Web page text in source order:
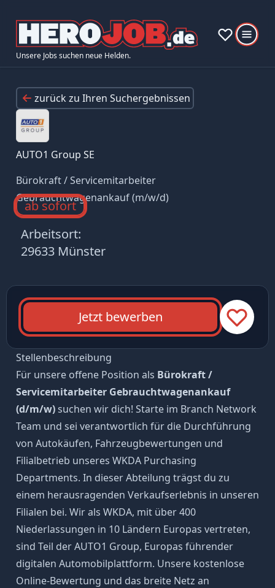
Unsere Jobs suchen neue Helden.
zurück zu Ihren Suchergebnissen
AUTO1 Group SE
Bürokraft / Servicemitarbeiter
Gebrauchtwagenankauf (m/w/d)
ab sofort
Arbeitsort:
29633 Münster
Jetzt bewerben
Stellenbeschreibung
Für unsere offene Position als Bürokraft /
Servicemitarbeiter Gebrauchtwagenankauf
(d/m/w)suchen wir dich! Starte im Branch Network
Team und sei verantwortlich für die Durchführung
von Autokäufen, Fahrzeugbewertungen und
Filialbetrieb unseres WKDA Purchasing
Departments. In dieser Abteilung trägst du zu
einem herausragenden Verkaufserlebnis in unseren
Filialen bei. Wir als WKDA, mit über 400
Niederlassungen in 10 Ländern Europas vertreten,
sind Teil der AUTO1 Group, Europas führender
digitalen Automobilplattform. Unsere kostenlose
Online-Bewertung und das breite Netz an